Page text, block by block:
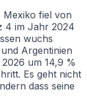
Mexiko fiel von
4 im Jahr 2024
wuchs
Argentinien
um 14,9 %
Es geht nicht
dass seine